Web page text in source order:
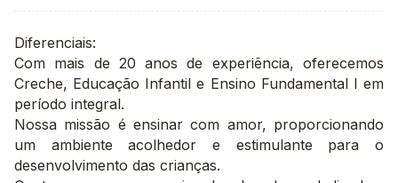
Diferenciais:
Com mais de 20 anos de experiência, oferecemos
Creche, Educação Infantil e Ensino Fundamental I em
período integral.
Nossa missão é ensinar com amor, proporcionando
um ambiente acolhedor e estimulante para o
desenvolvimento das crianças.